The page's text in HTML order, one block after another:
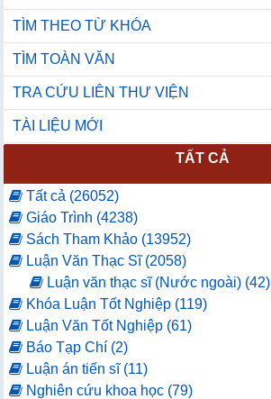
TÌM THEO TỪ KHÓA
TÌM TOÀN VĂN
TRA CỨU LIÊN THƯ VIỆN
TÀI LIỆU MỚI
TẤT CẢ
Tất cả (26052)
Giáo Trình (4238)
Sách Tham Khảo (13952)
Luận Văn Thạc Sĩ (2058)
Luận văn thạc sĩ (Nước ngoài) (42)
Khóa Luận Tốt Nghiệp (119)
Luận Văn Tốt Nghiệp (61)
Báo Tạp Chí (2)
Luận án tiến sĩ (11)
Nghiên cứu khoa học (79)